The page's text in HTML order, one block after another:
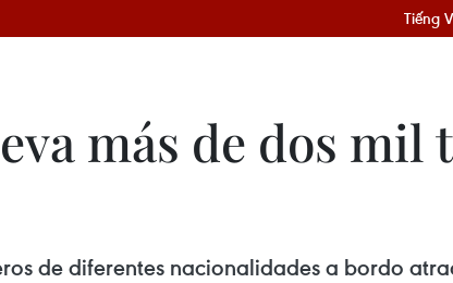
Tiếng
más de dos mil
de diferentes nacionalidades a bordo